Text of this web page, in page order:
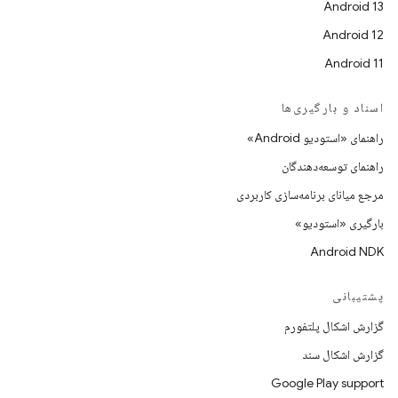
Android 13
Android 12
Android 11
اسناد و بارگیری‌ها
راهنمای «استودیو Android»
راهنمای توسعه‌دهندگان
مرجع میانای برنامه‌سازی کاربردی
بارگیری «استودیو»
Android NDK
پشتیبانی
گزارش اشکال پلتفورم
گزارش اشکال سند
Google Play support